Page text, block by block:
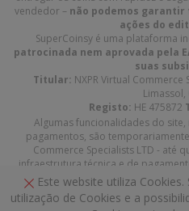
vendedor – não podemos
ações do
SuperCoinsy é uma plataforma
patrocinada nem aprovada pela
suas
Titular: NXPR Virtual Commerce
Limassol,
Registo: HE 475872
Algumas funcionalidades do
pagamentos, são
Commerce Specialists LTD - até
infraestrutura técnica e de
Services LTD
Este website utiliza
utilização de Cookies e a